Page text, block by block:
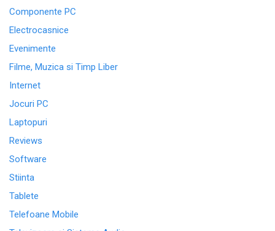
Componente PC
Electrocasnice
Evenimente
Filme, Muzica si Timp Liber
Internet
Jocuri PC
Laptopuri
Reviews
Software
Stiinta
Tablete
Telefoane Mobile